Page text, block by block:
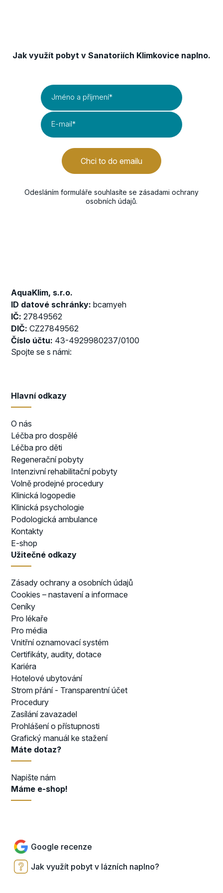
Jak využít pobyt v Sanatoriích Klimkovice naplno.
Jméno a příjmení*
E-mail*
Chci to do emailu
Odesláním formuláře souhlasíte se zásadami ochrany
osobních údajů.
AquaKlim, s.r.o.
ID datové schránky: bcamyeh
IČ: 27849562
DIČ: CZ27849562
Číslo účtu: 43-4929980237/0100
Spojte se s námi:
Hlavní odkazy
O nás
Léčba pro dospělé
Léčba pro děti
Regenerační pobyty
Intenzivní rehabilitační pobyty
Volně prodejné procedury
Klinická logopedie
Klinická psychologie
Podologická ambulance
Kontakty
E-shop
Užitečné odkazy
Zásady ochrany a osobních údajů
Cookies – nastavení a informace
Ceníky
Pro lékaře
Pro média
Vnitřní oznamovací systém
Certifikáty, audity, dotace
Kariéra
Hotelové ubytování
Strom přání - Transparentní účet
Procedury
Zasílání zavazadel
Prohlášení o přístupnosti
Grafický manuál ke stažení
Máte dotaz?
Napište nám
Máme e-shop!
Google recenze
Jak využít pobyt v lázních naplno?